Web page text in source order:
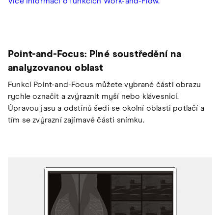
Point-and-Focus: Plné soustředění na
analyzovanou oblast
Funkcí Point-and-Focus můžete vybrané části obrazu
rychle označit a zvýraznit myší nebo klávesnicí.
Úpravou jasu a odstínů šedi se okolní oblasti potlačí a
tím se zvýrazní zajímavé části snímku.